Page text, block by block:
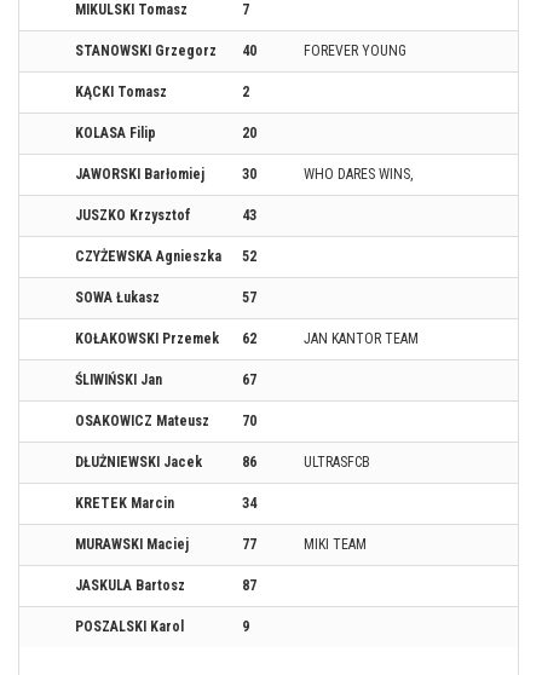
MIKULSKI Tomasz 7
STANOWSKI Grzegorz 40 FOREVER YOUNG
KĄCKI Tomasz 2
KOLASA Filip 20
JAWORSKI Barłomiej 30 WHO DARES WINS,
JUSZKO Krzysztof 43
CZYŻEWSKA Agnieszka 52
SOWA Łukasz 57
KOŁAKOWSKI Przemek 62 JAN KANTOR TEAM
ŚLIWIŃSKI Jan 67
OSAKOWICZ Mateusz 70
DŁUŻNIEWSKI Jacek 86 ULTRASFCB
KRETEK Marcin 34
MURAWSKI Maciej 77 MIKI TEAM
JASKULA Bartosz 87
POSZALSKI Karol 9